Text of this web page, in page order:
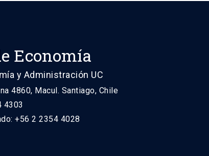
Economía
y Administración UC
4860, Macul. Santiago, Chile
4303
+56 2 2354 4028